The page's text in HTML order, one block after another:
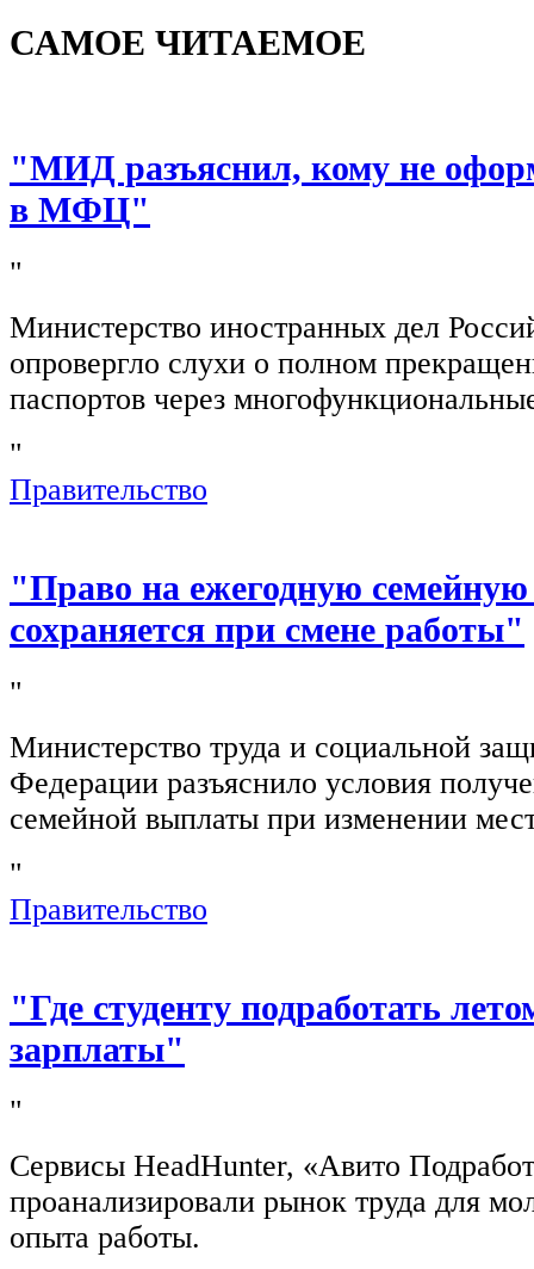
САМОЕ ЧИТАЕМОЕ
"МИД разъяснил, кому не
в МФЦ"
"
Министерство иностранных дел
опровергло слухи о полном
паспортов через
"
Правительство
"Право на ежегодную
сохраняется при смене работы"
"
Министерство труда и социальной
Федерации разъяснило условия
семейной выплаты при изменении
"
Правительство
"Где студенту подработать
зарплаты"
"
Сервисы HeadHunter, «Авито
проанализировали рынок труда для
опыта работы.